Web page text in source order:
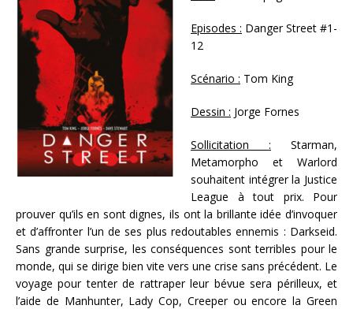
Episodes : Danger Street #1-
12
Scénario : Tom King
Dessin : Jorge Fornes
Sollicitation : Starman,
Metamorpho et Warlord
souhaitent intégrer la Justice
League à tout prix. Pour
prouver qu’ils en sont dignes, ils ont la brillante idée d’invoquer
et d’affronter l’un de ses plus redoutables ennemis : Darkseid.
Sans grande surprise, les conséquences sont terribles pour le
monde, qui se dirige bien vite vers une crise sans précédent. Le
voyage pour tenter de rattraper leur bévue sera périlleux, et
l’aide de Manhunter, Lady Cop, Creeper ou encore la Green